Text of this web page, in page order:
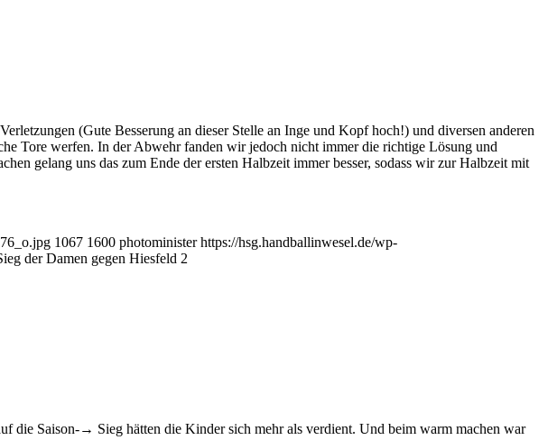
(Gute Besserung an dieser Stelle an Inge und Kopf hoch!) und diversen anderen
Tore werfen. In der Abwehr fanden wir jedoch nicht immer die richtige Lösung und
gelang uns das zum Ende der ersten Halbzeit immer besser, sodass wir zur Halbzeit mit
1067 1600 photominister https://hsg.handballinwesel.de/wp-
der Damen gegen Hiesfeld 2
die Saison-→ Sieg hätten die Kinder sich mehr als verdient. Und beim warm machen war